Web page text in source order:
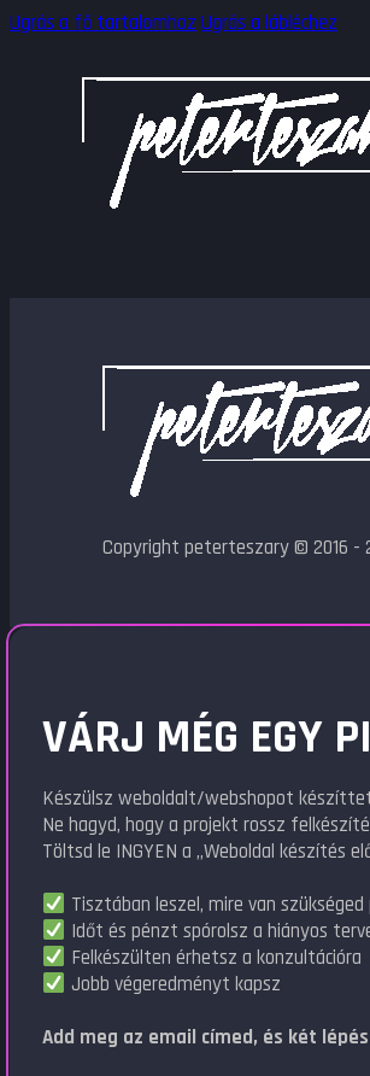
Ugrás a fő tartalomhoz Ugrás a lábléchez
Copyright peterteszary © 2016 -
VÁRJ MÉG EGY
Készülsz weboldalt/webshopot
Ne hagyd, hogy a projekt rossz
Töltsd le INGYEN a „Weboldal készítés
Tisztában leszel, mire van
Időt és pénzt spórolsz a hiányos
Felkészülten érhetsz a konzultációra
Jobb végeredményt kapsz
Add meg az email címed, és két